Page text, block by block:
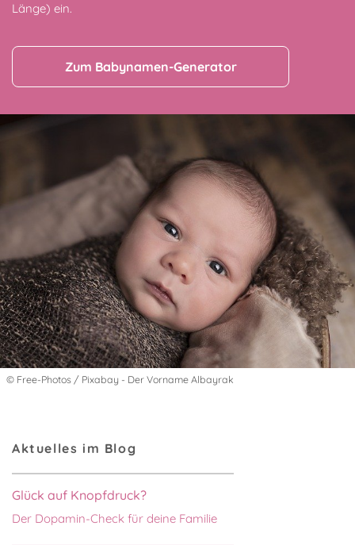
Länge) ein.
Zum Babynamen-Generator
© Free-Photos / Pixabay - Der Vorname Albayrak
Aktuelles im Blog
Glück auf Knopfdruck?
Der Dopamin-Check für deine Familie